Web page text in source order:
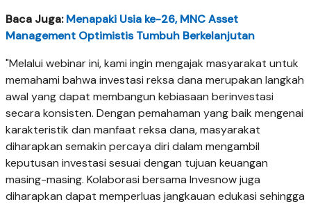
Baca Juga:Menapaki Usia ke-26, MNC Asset
Management Optimistis Tumbuh Berkelanjutan
"Melalui webinar ini, kami ingin mengajak masyarakat untuk
memahami bahwa investasi reksa dana merupakan langkah
awal yang dapat membangun kebiasaan berinvestasi
secara konsisten. Dengan pemahaman yang baik mengenai
karakteristik dan manfaat reksa dana, masyarakat
diharapkan semakin percaya diri dalam mengambil
keputusan investasi sesuai dengan tujuan keuangan
masing-masing. Kolaborasi bersama Invesnow juga
diharapkan dapat memperluas jangkauan edukasi sehingga